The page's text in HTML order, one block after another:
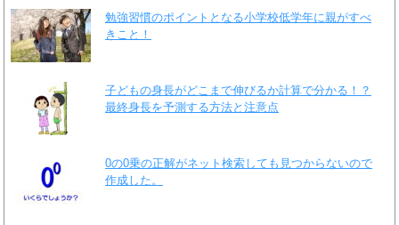
勉強習慣のポイントとなる小学校低学年に親がすべ
きこと！
子どもの身長がどこまで伸びるか計算で分かる！？
最終身長を予測する方法と注意点
0の0乗の正解がネット検索しても見つからないので
作成した。